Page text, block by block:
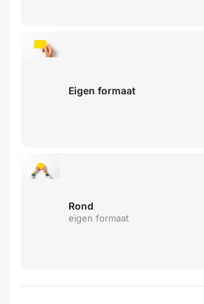
Eigen formaat
Rond
eigen formaat